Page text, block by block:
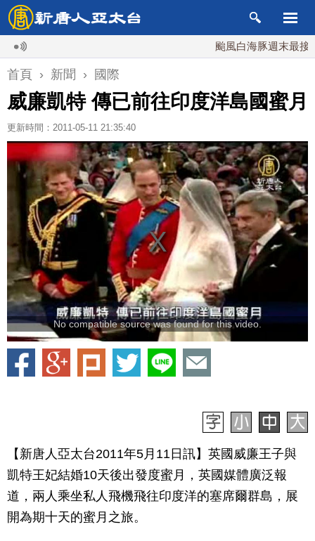
颱風白海豚週末最接近台
首頁 › 新聞 › 國際
威廉凱特 傳已前往印度洋島國蜜月
更新時間：2011-05-11 21:35:40
No compatible source was found for this video.
【新唐人亞太台2011年5月11日訊】英國威廉王子與
凱特王妃結婚10天後出發度蜜月，英國媒體廣泛報
道，兩人乘坐私人飛機飛往印度洋的塞席爾群島，展
開為期十天的蜜月之旅。